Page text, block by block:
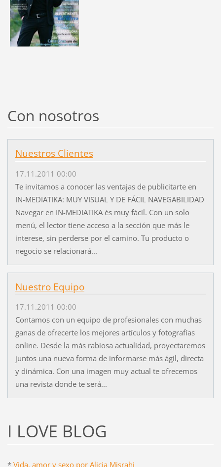
Con nosotros
Nuestros Clientes
17.11.2011 00:00
Te invitamos a conocer las ventajas de publicitarte en
IN-MEDIATIKA: MUY VISUAL Y DE FÁCIL NAVEGABILIDAD
Navegar en IN-MEDIATIKA és muy fácil. Con un solo
menú, el lector tiene acceso a la sección que más le
interese, sin perderse por el camino. Tu producto o
negocio se relacionará...
Nuestro Equipo
17.11.2011 00:00
Contamos con un equipo de profesionales con muchas
ganas de ofrecerte los mejores artículos y fotografías
online. Desde la más rabiosa actualidad, proyectaremos
juntos una nueva forma de informarse más ágil, directa
y dinámica. Con una imagen muy actual te ofrecemos
una revista donde te será...
I LOVE BLOG
* Vida, amor y sexo por Alicia Misrahi